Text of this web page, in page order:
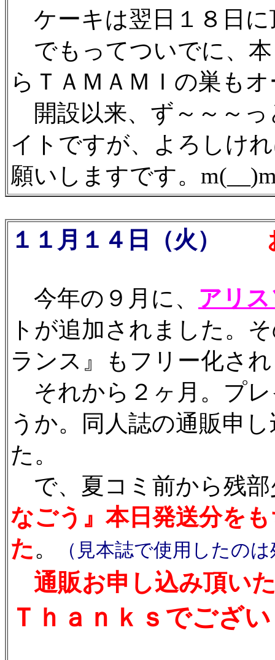
ケーキは翌日１８日に
でもってついでに、
らＴＡＭＡＭＩの巣も
開設以来、ず～～～っ
イトですが、よろしけ
願いしますです。
１１月１４日（火） お
今年の９月に、 アリ
トが追加されました。
ランス』もフリー化さ
それから２ヶ月。プ
うか。同人誌の通販申
た。
で、夏コミ前から残
なごう』本日発送分を
た。 （見本誌で使用したの
通販お申し込み頂い
Ｔｈａｎｋｓでござ